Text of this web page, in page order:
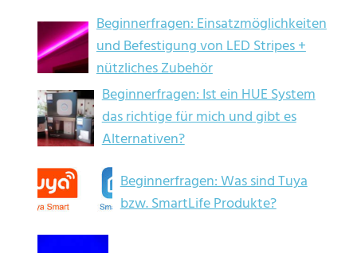
Beginnerfragen: Einsatzmöglichkeiten
und Befestigung von LED Stripes +
nützliches Zubehör
Beginnerfragen: Ist ein HUE System
das richtige für mich und gibt es
Alternativen?
Beginnerfragen: Was sind Tuya
bzw. SmartLife Produkte?